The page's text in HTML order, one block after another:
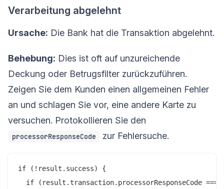
Verarbeitung abgelehnt
Ursache: Die Bank hat die Transaktion abgelehnt.
Behebung: Dies ist oft auf unzureichende
Deckung oder Betrugsfilter zurückzuführen.
Zeigen Sie dem Kunden einen allgemeinen Fehler
an und schlagen Sie vor, eine andere Karte zu
versuchen. Protokollieren Sie den
processorResponseCode zur Fehlersuche.
if (!result.success) {
if (result.transaction.processorResponseCode ===